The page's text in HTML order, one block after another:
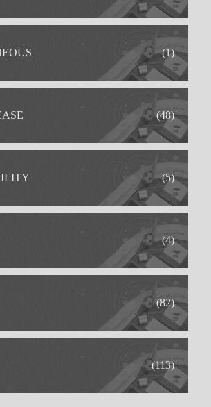
(1)
(48)
(5)
(4)
(82)
(113)